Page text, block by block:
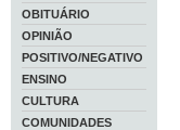
OBITUÁRIO
OPINIÃO
POSITIVO/NEGATIVO
ENSINO
CULTURA
COMUNIDADES